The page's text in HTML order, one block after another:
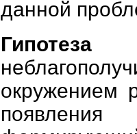
данной
Гипотеза
окружением